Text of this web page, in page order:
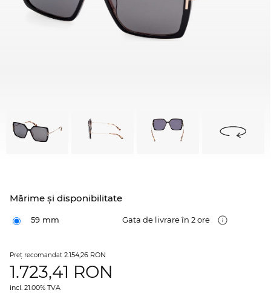
Mărime şi disponibilitate
59 mm Gata de livrare în 2 ore
Preţ recomandat 2.154,26 RON
1.723,41 RON
incl. 21.00% TVA